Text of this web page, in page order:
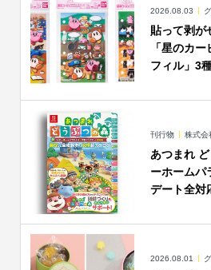
2026.08.03
貼って剥が
「星のカ
フィル」3
刊行物 株式会
あつまれ
ーホームパ
デート全対
2026.08.01